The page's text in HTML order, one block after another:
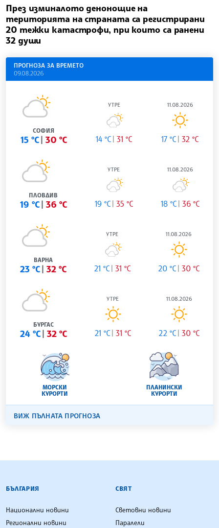
През изминалото денонощие на
територията на страната са регистрирани
20 тежки катастрофи, при които са ранени
32 души
ПРОГНОЗА ЗА ВРЕМЕТО
09.08.2026
СОФИЯ
15 °C 30 °C
УТРЕ
14 °C 31 °C
11.08.2026
17 °C 32 °C
ПЛОВДИВ
19 °C 36 °C
УТРЕ
19 °C 35 °C
11.08.2026
18 °C 36 °C
ВАРНА
23 °C 32 °C
УТРЕ
21 °C 31 °C
11.08.2026
20 °C 30 °C
БУРГАС
24 °C 32 °C
УТРЕ
21 °C 31 °C
11.08.2026
22 °C 30 °C
МОРСКИ
КУРОРТИ
ПЛАНИНСКИ
КУРОРТИ
ВИЖ ПЪЛНАТА ПРОГНОЗА
БЪЛГАРСКА ТЕЛЕГРАФНА АГЕНЦИЯ
БЪЛГАРИЯ
Национални новини
Регионални новини
СВЯТ
Световни новини
Паралели